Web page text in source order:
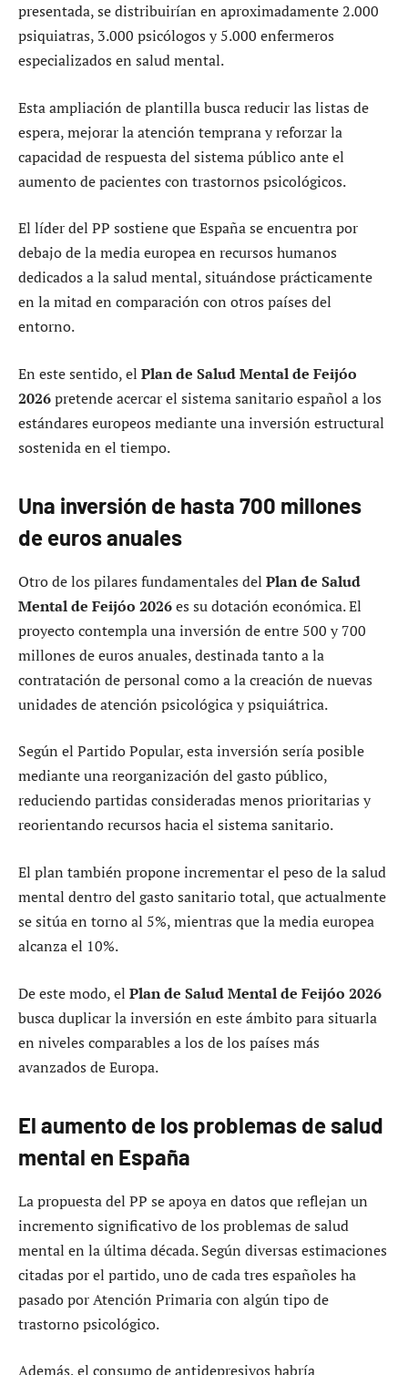
presentada, se distribuirían en aproximadamente 2.000
psiquiatras, 3.000 psicólogos y 5.000 enfermeros
especializados en salud mental.
Esta ampliación de plantilla busca reducir las listas de
espera, mejorar la atención temprana y reforzar la
capacidad de respuesta del sistema público ante el
aumento de pacientes con trastornos psicológicos.
El líder del PP sostiene que España se encuentra por
debajo de la media europea en recursos humanos
dedicados a la salud mental, situándose prácticamente
en la mitad en comparación con otros países del
entorno.
En este sentido, el Plan de Salud Mental de Feijóo
2026pretende acercar el sistema sanitario español a los
estándares europeos mediante una inversión estructural
sostenida en el tiempo.
Una inversión de hasta 700 millones
de euros anuales
Otro de los pilares fundamentales del Plan de Salud
Mental de Feijóo 2026es su dotación económica. El
proyecto contempla una inversión de entre 500 y 700
millones de euros anuales, destinada tanto a la
contratación de personal como a la creación de nuevas
unidades de atención psicológica y psiquiátrica.
Según el Partido Popular, esta inversión sería posible
mediante una reorganización del gasto público,
reduciendo partidas consideradas menos prioritarias y
reorientando recursos hacia el sistema sanitario.
El plan también propone incrementar el peso de la salud
mental dentro del gasto sanitario total, que actualmente
se sitúa en torno al 5%, mientras que la media europea
alcanza el 10%.
De este modo, el Plan de Salud Mental de Feijóo 2026
busca duplicar la inversión en este ámbito para situarla
en niveles comparables a los de los países más
avanzados de Europa.
El aumento de los problemas de salud
mental en España
La propuesta del PP se apoya en datos que reflejan un
incremento significativo de los problemas de salud
mental en la última década. Según diversas estimaciones
citadas por el partido, uno de cada tres españoles ha
pasado por Atención Primaria con algún tipo de
trastorno psicológico.
Además, el consumo de antidepresivos habría